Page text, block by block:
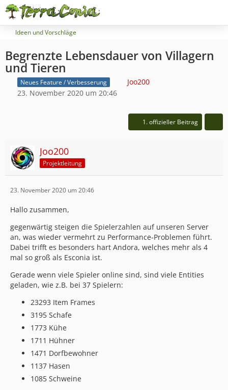
Ideen und Vorschläge
Begrenzte Lebensdauer von Villagern
und Tieren
Neues Feature / Verbesserung
Joo200
23. November 2020 um 20:46
1. offizieller Beitrag
Joo200
Projektleitung
23. November 2020 um 20:46
Hallo zusammen,
gegenwärtig steigen die Spielerzahlen auf unseren Server
an, was wieder vermehrt zu Performance-Problemen führt.
Dabei trifft es besonders hart Andora, welches mehr als 4
mal so groß als Esconia ist.
Gerade wenn viele Spieler online sind, sind viele Entities
geladen, wie z.B. bei 37 Spielern:
23293 Item Frames
3195 Schafe
1773 Kühe
1711 Hühner
1471 Dorfbewohner
1137 Hasen
1085 Schweine